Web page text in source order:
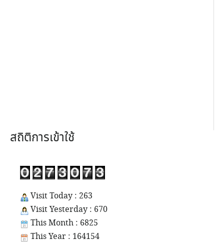
สถิติการเข้าใช้
Visit Today : 263
Visit Yesterday : 670
This Month : 6825
This Year : 164154